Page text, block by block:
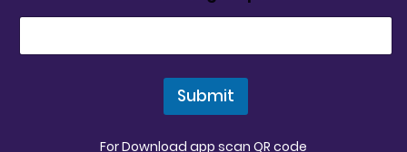
Submit
For Download app scan QR code